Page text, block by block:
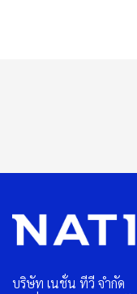
บริษัท เนชั่น ทีวี จำกัด